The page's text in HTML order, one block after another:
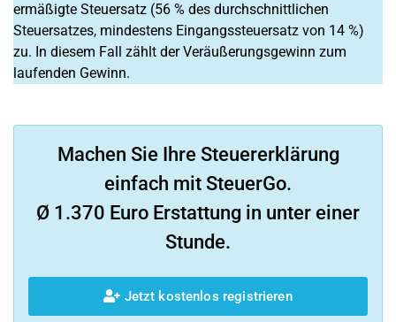
ermäßigte Steuersatz (56 % des durchschnittlichen
Steuersatzes, mindestens Eingangssteuersatz von 14 %)
zu. In diesem Fall zählt der Veräußerungsgewinn zum
laufenden Gewinn.
Machen Sie Ihre Steuererklärung
einfach mit SteuerGo.
Ø 1.370 Euro Erstattung in unter einer
Stunde.
Jetzt kostenlos registrieren